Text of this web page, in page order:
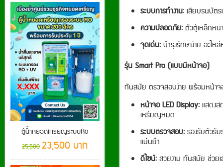
ตู้น้ำหยอดเหรียญระบบRo
25,500 23,500 บาท
ระบบการทำงาน: เสียบธนบัต
ความปลอดภัย: ตัวตู้เหล็กห
จุดเด่น: บำรุงรักษาง่าย อะไห
รุ่น Smart Pro (แบบมีหน้าจอ)
ทันสมัย ตรวจสอบง่าย พร้อมหน้าจ
หน้าจอ LED Display: แสดงส
เหรียญหมด
ระบบตรวจสอบ: รองรับตัวรั
แม่นยำ
ดีไซน์: สวยงาม ทันสมัย ช่วย